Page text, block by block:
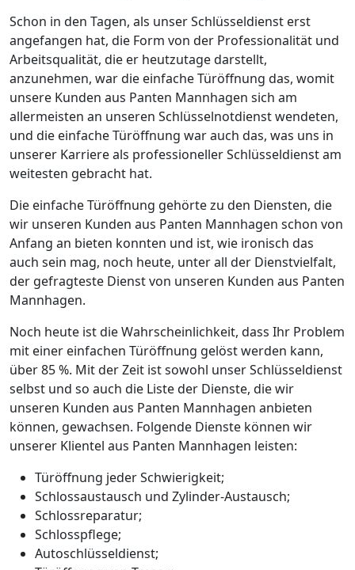
Schon in den Tagen, als unser Schlüsseldienst erst
angefangen hat, die Form von der Professionalität und
Arbeitsqualität, die er heutzutage darstellt,
anzunehmen, war die einfache Türöffnung das, womit
unsere Kunden aus Panten Mannhagen sich am
allermeisten an unseren Schlüsselnotdienst wendeten,
und die einfache Türöffnung war auch das, was uns in
unserer Karriere als professioneller Schlüsseldienst am
weitesten gebracht hat.
Die einfache Türöffnung gehörte zu den Diensten, die
wir unseren Kunden aus Panten Mannhagen schon von
Anfang an bieten konnten und ist, wie ironisch das
auch sein mag, noch heute, unter all der Dienstvielfalt,
der gefragteste Dienst von unseren Kunden aus Panten
Mannhagen.
Noch heute ist die Wahrscheinlichkeit, dass Ihr Problem
mit einer einfachen Türöffnung gelöst werden kann,
über 85 %. Mit der Zeit ist sowohl unser Schlüsseldienst
selbst und so auch die Liste der Dienste, die wir
unseren Kunden aus Panten Mannhagen anbieten
können, gewachsen. Folgende Dienste können wir
unserer Klientel aus Panten Mannhagen leisten:
Türöffnung jeder Schwierigkeit;
Schlossaustausch und Zylinder-Austausch;
Schlossreparatur;
Schlosspflege;
Autoschlüsseldienst;